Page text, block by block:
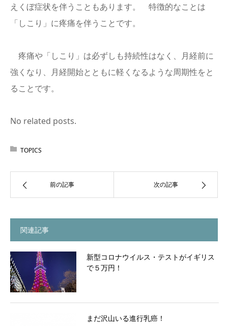
えくぼ症状を伴うこともあります。 特徴的なことは
「しこり」に疼痛を伴うことです。
疼痛や「しこり」は必ずしも持続性はなく、月経前に
強くなり、月経開始とともに軽くなるような周期性をと
ることです。
No related posts.
TOPICS
前の記事 次の記事
関連記事
新型コロナウイルス・テストがイギリス
で５万円！
まだ沢山いる進行乳癌！